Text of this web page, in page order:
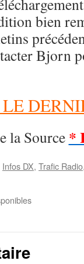
bien
Bjorn
la Source *
Infos DX, Trafic Radio